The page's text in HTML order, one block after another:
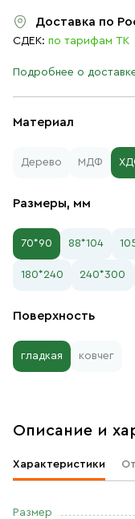
Материал
Дерево МДФ
Размеры, мм
70*90 88*104
180*240 240*300
Поверхность
гладкая ковчег
Доставка по
СДЕК: по тарифам ТК
Подробнее о
Описание и
Характеристики
Размер